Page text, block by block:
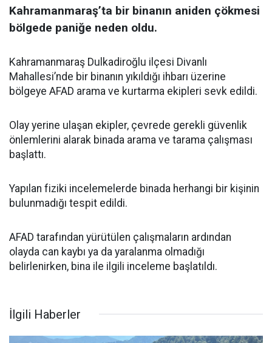
Kahramanmaraş’ta bir binanın aniden çökmesi
bölgede paniğe neden oldu.
Kahramanmaraş Dulkadiroğlu ilçesi Divanlı
Mahallesi’nde bir binanın yıkıldığı ihbarı üzerine
bölgeye AFAD arama ve kurtarma ekipleri sevk edildi.
Olay yerine ulaşan ekipler, çevrede gerekli güvenlik
önlemlerini alarak binada arama ve tarama çalışması
başlattı.
Yapılan fiziki incelemelerde binada herhangi bir kişinin
bulunmadığı tespit edildi.
AFAD tarafından yürütülen çalışmaların ardından
olayda can kaybı ya da yaralanma olmadığı
belirlenirken, bina ile ilgili inceleme başlatıldı.
İlgili Haberler